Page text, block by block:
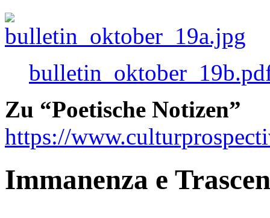
Zu “Poetische Notizen”
https://
Immanenza e